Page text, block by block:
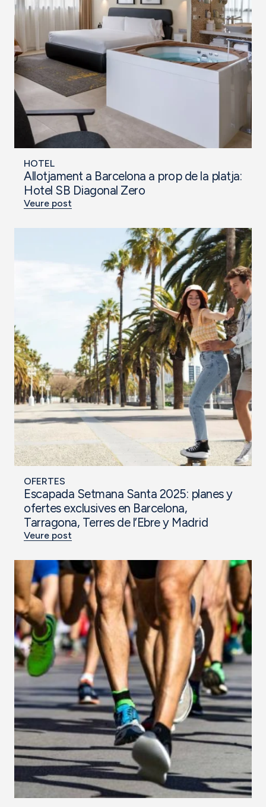
HOTEL
Allotjament a Barcelona a prop de la platja:
Hotel SB Diagonal Zero
Veure post
OFERTES
Escapada Setmana Santa 2025: planes y
ofertes exclusives en Barcelona,
Tarragona, Terres de l’Ebre y Madrid
Veure post